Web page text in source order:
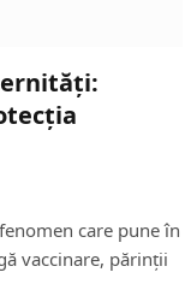
care pune în
vaccinare, părinții